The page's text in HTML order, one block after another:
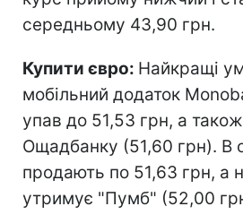
середньому 43,90 грн.
Купити євро: Найкращі
мобільний додаток
упав до 51,53 грн, а
Ощадбанку (51,60 грн). В
продають по 51,63 грн, а
утримує "Пумб" (52,00